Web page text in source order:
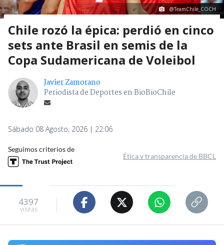
@TeamChile_COCH
Chile rozó la épica: perdió en cinco
sets ante Brasil en semis de la
Copa Sudamericana de Voleibol
Javier Zamorano
Periodista de Deportes en BioBioChile
Sábado 08 Agosto, 2026 | 22:06
Seguimos criterios de
Ética y transparencia de BBCL
4397
visitas